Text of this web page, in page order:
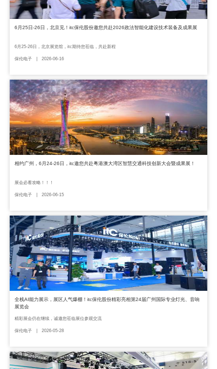
6月25日-26日，北京见！itc保伦股份邀您共赴2026政法智能化建设技术装备及成果展
6月25-26日，北京展览馆，itc期待您莅临，共赴新程
保伦电子 | 2026-06-16
相约广州，6月24-26日，itc邀您共赴粤港澳大湾区智慧交通科技创新大会暨成果展！
展会必看攻略！！！
保伦电子 | 2026-06-15
全栈AI能力展示，展区人气爆棚！itc保伦股份精彩亮相第24届广州国际专业灯光、音响
展览会
精彩展会仍在继续，诚邀您莅临展位参观交流
保伦电子 | 2026-05-28